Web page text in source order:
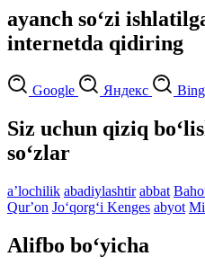
ayanch so‘zi
internetda qidiring
Google Яндекс Bing
Siz uchun qiziq
so‘zlar
aʼlochilik abadiylashtir abbat
Qurʼon Jo‘qorg‘i Kenges abyot
Alifbo bo‘yicha